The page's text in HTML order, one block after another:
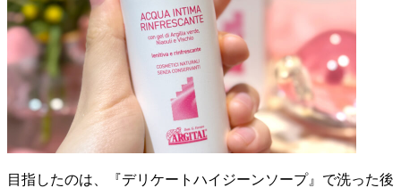
目指したのは、『デリケートハイジーンソープ』で洗った後